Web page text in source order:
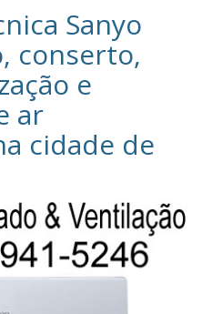
Sanyo‎
conserto,
e
ar
cidade de